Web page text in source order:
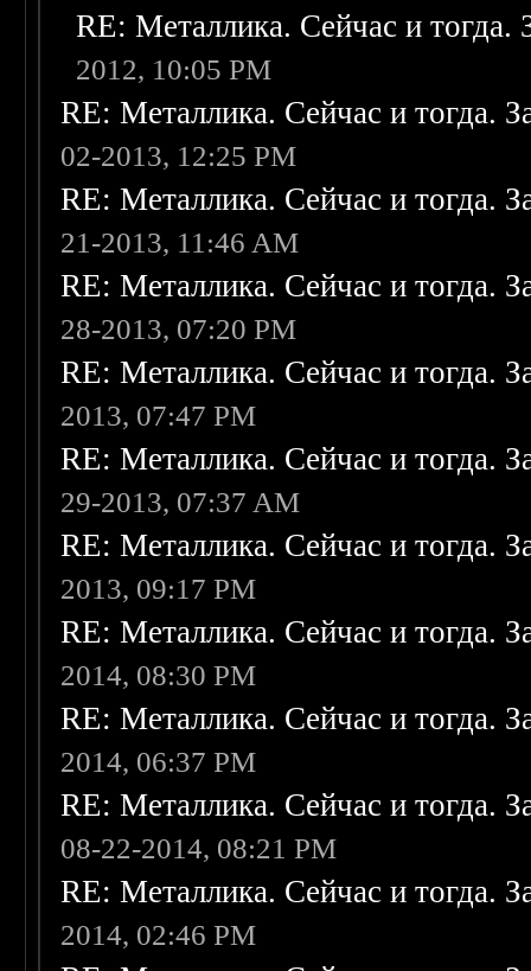
RE: Металлика. Сейчас и
2012, 10:05 PM
RE: Металлика. Сейчас и тогда.
02-2013, 12:25 PM
RE: Металлика. Сейчас и тогда.
21-2013, 11:46 AM
RE: Металлика. Сейчас и тогда.
28-2013, 07:20 PM
RE: Металлика. Сейчас и тогда.
2013, 07:47 PM
RE: Металлика. Сейчас и тогда.
29-2013, 07:37 AM
RE: Металлика. Сейчас и тогда.
2013, 09:17 PM
RE: Металлика. Сейчас и тогда.
2014, 08:30 PM
RE: Металлика. Сейчас и тогда.
2014, 06:37 PM
RE: Металлика. Сейчас и тогда.
08-22-2014, 08:21 PM
RE: Металлика. Сейчас и тогда.
2014, 02:46 PM